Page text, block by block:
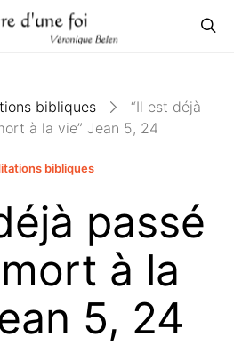
bibliques
“Il est déjà
à la vie” Jean 5, 24
bibliques
passé
à la
5, 24